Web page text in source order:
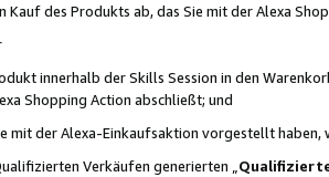
Kauf des Produkts ab, das Sie mit der Alexa
innerhalb der Skills Session in den
Shopping Action abschließt; und
mit der Alexa-Einkaufsaktion vorgestellt haben,
Verkäufen generierten „